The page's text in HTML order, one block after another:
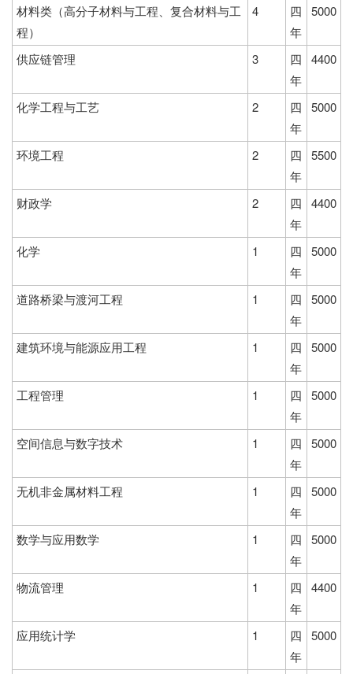
材料类（高分子材料与工程、复合材料与工
程）
4
四
年
5000
供应链管理 3
四
年
4400
化学工程与工艺 2
四
年
5000
环境工程 2
四
年
5500
财政学 2
四
年
4400
化学 1
四
年
5000
道路桥梁与渡河工程 1
四
年
5000
建筑环境与能源应用工程 1
四
年
5000
工程管理 1
四
年
5000
空间信息与数字技术 1
四
年
5000
无机非金属材料工程 1
四
年
5000
数学与应用数学 1
四
年
5000
物流管理 1
四
年
4400
应用统计学 1
四
年
5000